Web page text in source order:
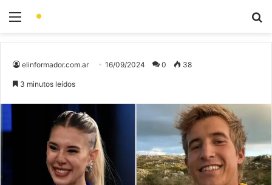
elinformador.com.ar 16/09/2024 0 38
3 minutos leídos